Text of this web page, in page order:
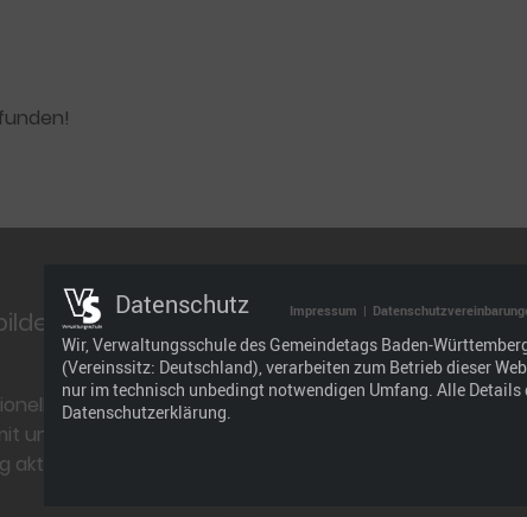
weiter.
und praxisgerechtes Bildungsangebot, das wir
unseren Kunden und Partnern weiterentwickeln: im
regional und wirtschaftlich.
Datenschutz Impressum |
Wir, Verwaltungsschule des Gemeindetags Baden-
(Vereinssitz: Deutschland), verarbeiten zum Betrieb dieser
nur im technisch unbedingt notwendigen Umfang. Alle Details
Datenschutzerklärung.